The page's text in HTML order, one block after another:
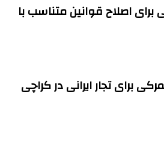
اصلاح قوانین متناسب با
برای تجار ایرانی در کراچی